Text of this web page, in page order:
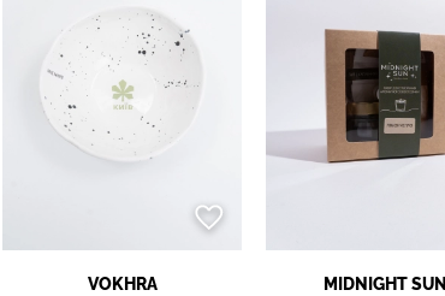
VOKHRA
MIDNIGHT SUN